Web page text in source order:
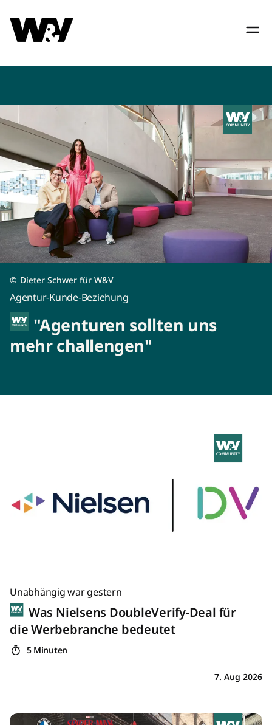
Agentur-Kunde-Beziehung
"Agenturen sollten uns
mehr challengen"
© Dieter Schwer für W&V
Unabhängig war gestern
Was Nielsens DoubleVerify-Deal für
die Werbebranche bedeutet
5 Minuten
7. Aug 2026